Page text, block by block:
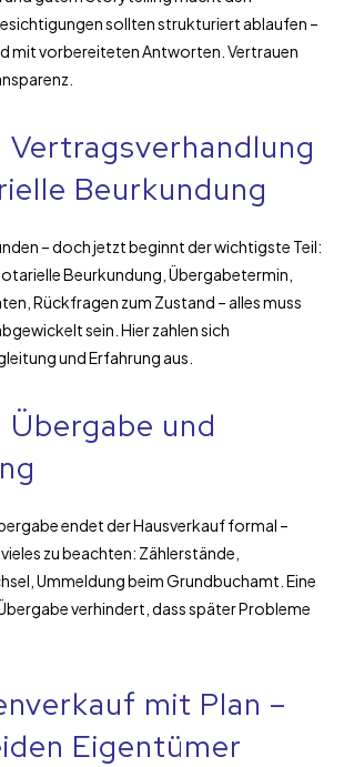
sollten strukturiert ablaufen –
mit vorbereiteten Antworten. Vertrauen
Beurkundung
– doch jetzt beginnt der wichtigste Teil:
Beurkundung, Übergabetermin,
Rückfragen zum Zustand – alles muss
sein. Hier zahlen sich
und Erfahrung aus.
und
endet der Hausverkauf formal –
zu beachten: Zählerstände,
Ummeldung beim Grundbuchamt. Eine
verhindert, dass später Probleme
mit Plan –
Eigentümer